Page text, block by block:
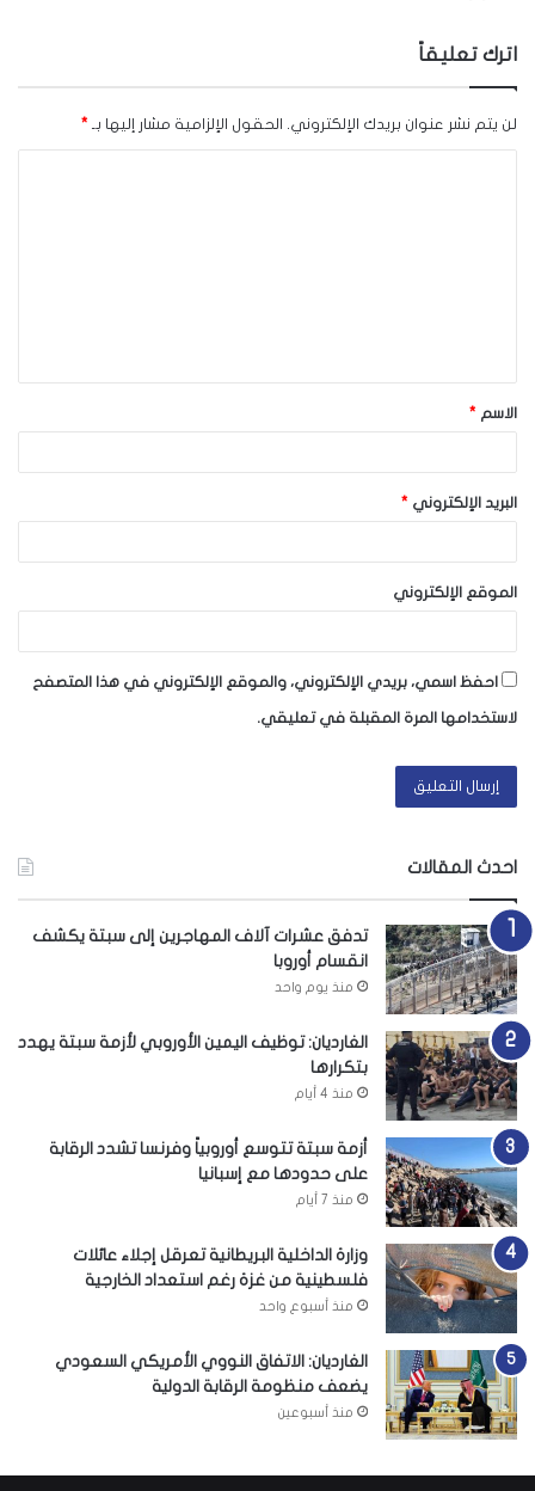
اترك تعليقاً
لن يتم نشر عنوان بريدك الإلكتروني. الحقول الإلزامية مشار إليها بـ *
ق
*الاسم *
البريد الإلكتروني *
الموقع الإلكتروني
احفظ اسمي، بريدي الإلكتروني، والموقع الإلكتروني في هذا المتصفح
لاستخدامها المرة المقبلة في تعليقي.
احدث المقالات
تدفق عشرات آلاف المهاجرين إلى سبتة يكشف
انقسام أوروبا
منذ يوم واحد
الغارديان: توظيف اليمين الأوروبي لأزمة سبتة يهدد
بتكرارها
منذ 4 أيام
أزمة سبتة تتوسع أوروبياً وفرنسا تشدد الرقابة
على حدودها مع إسبانيا
منذ 7 أيام
وزارة الداخلية البريطانية تعرقل إجلاء عائلات
فلسطينية من غزة رغم استعداد الخارجية
منذ أسبوع واحد
الغارديان: الاتفاق النووي الأمريكي السعودي
يضعف منظومة الرقابة الدولية
منذ أسبوعين